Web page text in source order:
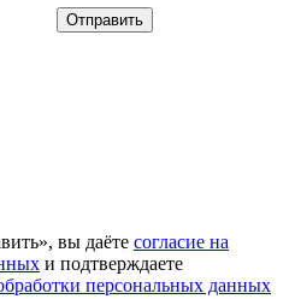
Отправить
вы даёте согласие на
и подтверждаете
персональных данных